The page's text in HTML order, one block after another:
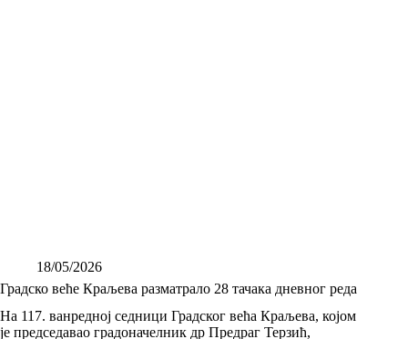
18/05/2026
Градско веће Краљева разматрало 28 тачака дневног реда
На 117. ванредној седници Градског већа Краљева, којом
је председавао градоначелник др Предраг Терзић,